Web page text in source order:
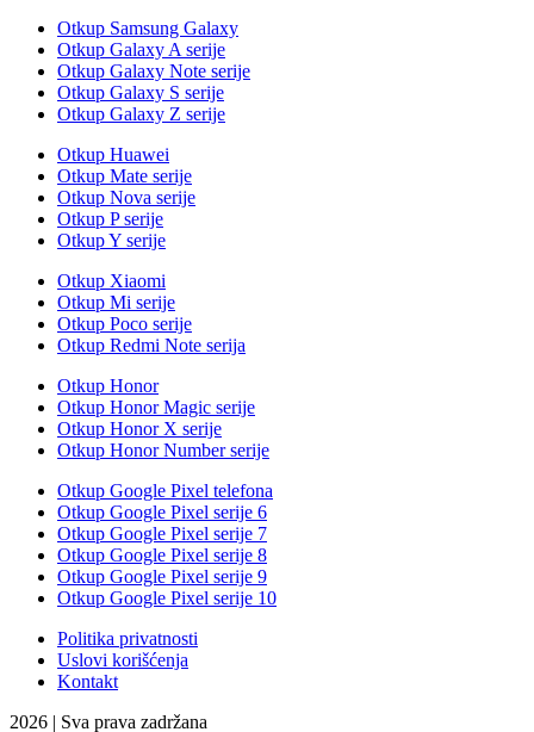
Otkup Samsung Galaxy
Otkup Galaxy A serije
Otkup Galaxy Note serije
Otkup Galaxy S serije
Otkup Galaxy Z serije
Otkup Huawei
Otkup Mate serije
Otkup Nova serije
Otkup P serije
Otkup Y serije
Otkup Xiaomi
Otkup Mi serije
Otkup Poco serije
Otkup Redmi Note serija
Otkup Honor
Otkup Honor Magic serije
Otkup Honor X serije
Otkup Honor Number serije
Otkup Google Pixel telefona
Otkup Google Pixel serije 6
Otkup Google Pixel serije 7
Otkup Google Pixel serije 8
Otkup Google Pixel serije 9
Otkup Google Pixel serije 10
Politika privatnosti
Uslovi korišćenja
Kontakt
2026 | Sva prava zadržana